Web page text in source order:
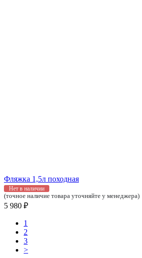
Фляжка 1,5л походная
Нет в наличии
(точное наличие товара уточняйте у менеджера)
5 980 ₽
1
2
3
>